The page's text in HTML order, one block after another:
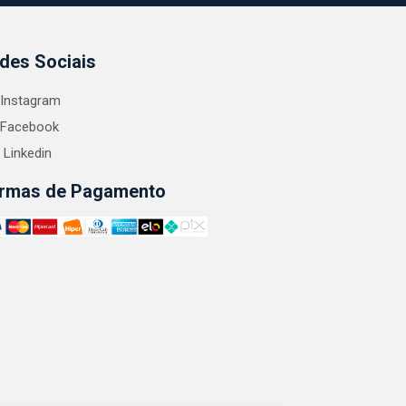
Sociais
Instagram
Facebook
Linkedin
de Pagamento